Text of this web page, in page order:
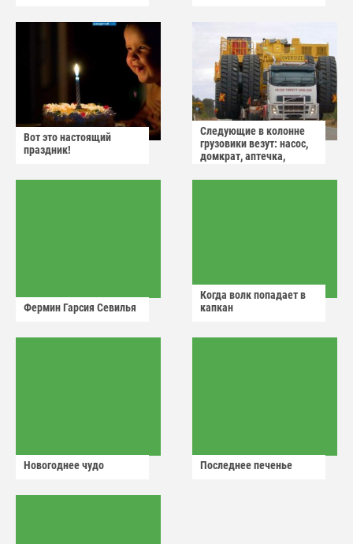
Вот это настоящий
праздник!
Следующие в колонне
грузовики везут: насос,
домкрат, аптечка,
Фермин Гарсия Севилья
Когда волк попадает в
капкан
Новогоднее чудо Последнее печенье